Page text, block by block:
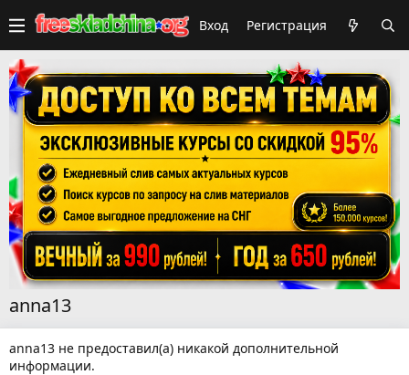
Вход Регистрация
anna13
anna13 не предоставил(а) никакой дополнительной
информации.